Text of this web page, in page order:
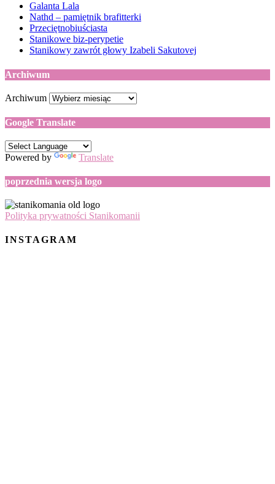
Galanta Lala
Nathd – pamiętnik brafitterki
Przeciętnobiuściasta
Stanikowe biz-perypetie
Stanikowy zawrót głowy Izabeli Sakutovej
Archiwum
Archiwum
Google Translate
Powered by Translate
poprzednia wersja logo
Polityka prywatności Stanikomanii
INSTAGRAM